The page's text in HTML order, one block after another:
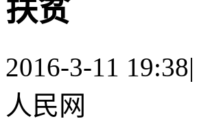
扶贫
2016-3-11 19:38|
人民网